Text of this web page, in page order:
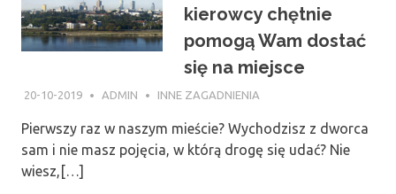
kierowcy chętnie
pomogą Wam dostać
się na miejsce
20-10-2019 ADMIN INNE ZAGADNIENIA
Pierwszy raz w naszym mieście? Wychodzisz z dworca
sam i nie masz pojęcia, w którą drogę się udać? Nie
wiesz,[…]